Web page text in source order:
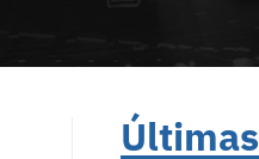
Últimas